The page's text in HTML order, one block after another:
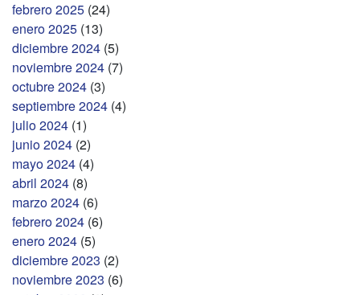
febrero 2025 (24)
enero 2025 (13)
diciembre 2024 (5)
noviembre 2024 (7)
octubre 2024 (3)
septiembre 2024 (4)
julio 2024 (1)
junio 2024 (2)
mayo 2024 (4)
abril 2024 (8)
marzo 2024 (6)
febrero 2024 (6)
enero 2024 (5)
diciembre 2023 (2)
noviembre 2023 (6)